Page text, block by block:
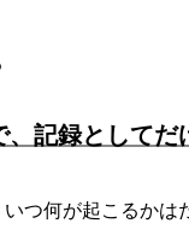
記録として
つ何が起こるか